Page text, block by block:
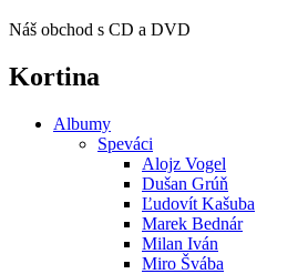
Náš obchod s CD a DVD
Kortina
Albumy
Speváci
Alojz Vogel
Dušan Grúň
Ľudovít Kašuba
Marek Bednár
Milan Iván
Miro Švába